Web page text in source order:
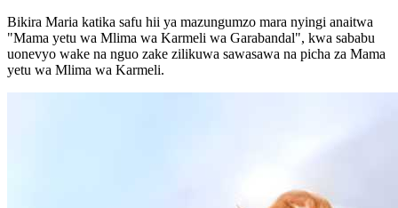
Bikira Maria katika safu hii ya mazungumzo mara nyingi anaitwa
"Mama yetu wa Mlima wa Karmeli wa Garabandal", kwa sababu
uonevyo wake na nguo zake zilikuwa sawasawa na picha za Mama
yetu wa Mlima wa Karmeli.